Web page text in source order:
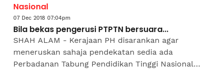
Nasional
07 Dec 2018 07:04pm
Bila bekas pengerusi PTPTN bersuara...
SHAH ALAM - Kerajaan PH disarankan agar
meneruskan sahaja pendekatan sedia ada
Perbadanan Tabung Pendidikan Tinggi Nasional